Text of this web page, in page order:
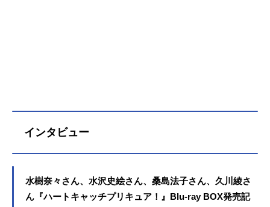
ります！お願いです、私たちプリキ
ュアに、みなさんのこころの花のパ
インタビュー
水樹奈々さん、水沢史絵さん、桑島法子さん、久川綾さ
ん『ハートキャッチプリキュア！』Blu-ray BOX発売記